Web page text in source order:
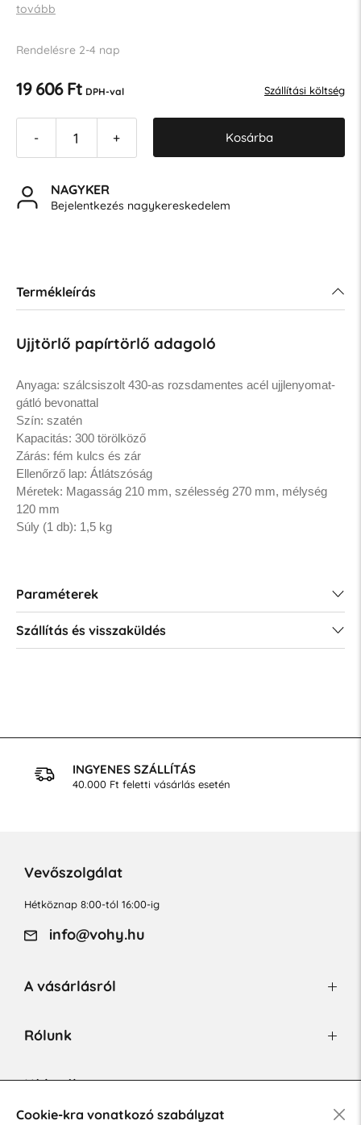
tovább
Rendelésre 2-4 nap
19 606 Ft DPH-val Szállítási költség
- + Kosárba
NAGYKER
Bejelentkezés nagykereskedelem
Termékleírás
Ujjtörlő papírtörlő adagoló
Anyaga: szálcsiszolt 430-as rozsdamentes acél ujjlenyomat-
gátló bevonattal
Szín: szatén
Kapacitás: 300 törölköző
Zárás: fém kulcs és zár
Ellenőrző lap: Átlátszóság
Méretek: Magasság 210 mm, szélesség 270 mm, mélység
120 mm
Súly (1 db): 1,5 kg
Paraméterek
Szállítás és visszaküldés
INGYENES SZÁLLÍTÁS
40.000 Ft feletti vásárlás esetén
Vevőszolgálat
Hétköznap 8:00-tól 16:00-ig
info@vohy.hu
A vásárlásról
Rólunk
Hírlevél
Cookie-kra vonatkozó szabályzat